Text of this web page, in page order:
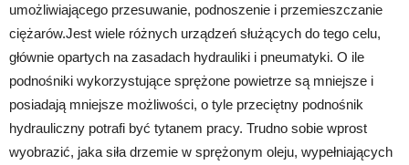
umożliwiającego przesuwanie, podnoszenie i przemieszczanie
ciężarów.Jest wiele różnych urządzeń służących do tego celu,
głównie opartych na zasadach hydrauliki i pneumatyki. O ile
podnośniki wykorzystujące sprężone powietrze są mniejsze i
posiadają mniejsze możliwości, o tyle przeciętny podnośnik
hydrauliczny potrafi być tytanem pracy. Trudno sobie wprost
wyobrazić, jaka siła drzemie w sprężonym oleju, wypełniających